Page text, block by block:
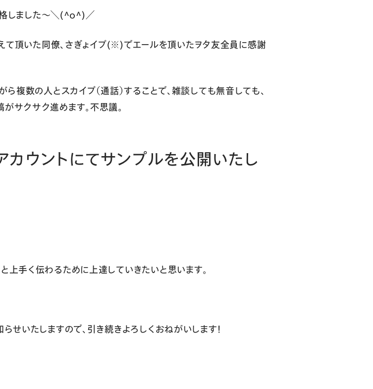
しました〜＼(^o^)／
頂いた同僚、さぎょイプ(※)でエールを頂いたヲタ友全員に感謝
複数の人とスカイプ（通話）することで、雑談しても無音しても、
サクサク進めます。不思議。
カウントにてサンプルを公開いたし
手く伝わるために上達していきたいと思います。
せいたしますので、引き続きよろしくおねがいします！